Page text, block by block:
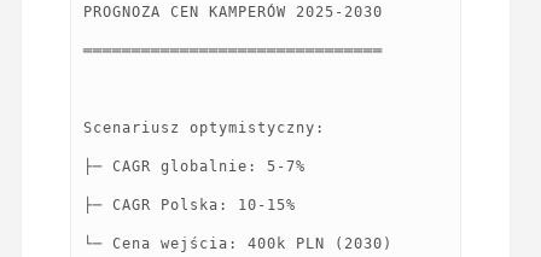
PROGNOZA CEN KAMPERÓW 2025-2030
═══════════════════════════════
Scenariusz optymistyczny:
├─ CAGR globalnie: 5-7%
├─ CAGR Polska: 10-15%
└─ Cena wejścia: 400k PLN (2030)